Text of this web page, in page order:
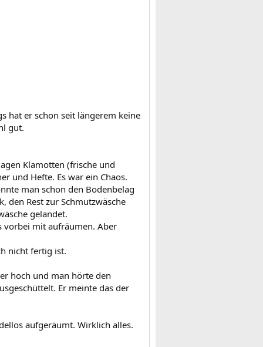
hat er schon seit längerem keine
gut.
Klamotten (frische und
und Hefte. Es war ein Chaos.
man schon den Bodenbelag
den Rest zur Schmutzwäsche
gelandet.
vorbei mit aufräumen. Aber
nicht fertig ist.
hoch und man hörte den
Er meinte das der
aufgeräumt. Wirklich alles.